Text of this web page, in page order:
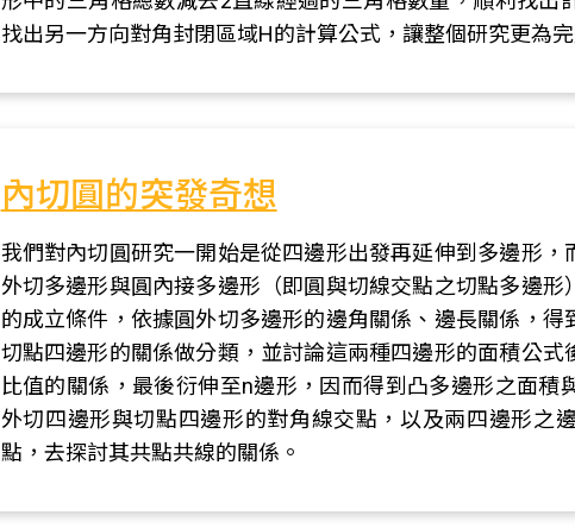
找出另一方向對角封閉區域H的計算公式，讓整個研究更為完
內切圓的突發奇想
我們對內切圓研究一開始是從四邊形出發再延伸到多邊形
外切多邊形與圓內接多邊形（即圓與切線交點之切點多邊
的成立條件，依據圓外切多邊形的邊角關係、邊長關係，
切點四邊形的關係做分類，並討論這兩種四邊形的面積公
比值的關係，最後衍伸至n邊形，因而得到凸多邊形之面積
外切四邊形與切點四邊形的對角線交點，以及兩四邊形之
點，去探討其共點共線的關係。